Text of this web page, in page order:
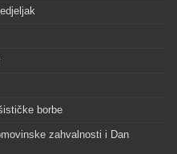
borbe
zahvalnosti i Dan